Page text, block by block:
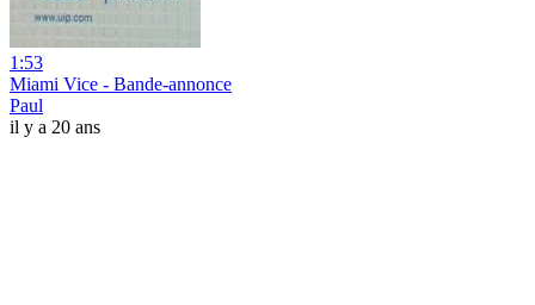
1:53
Miami Vice - Bande-annonce
Paul
il y a 20 ans